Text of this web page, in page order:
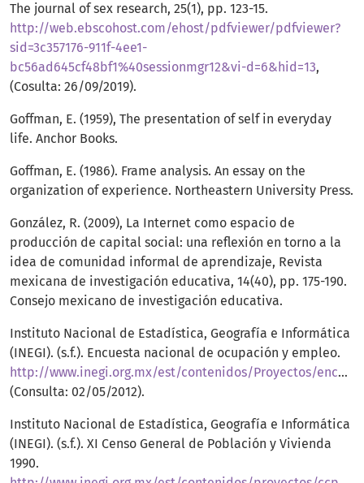
The journal of sex research, 25(1), pp. 123-15.
http://web.ebscohost.com/ehost/pdfviewer/pdfviewer?
sid=3c357176-911f-4ee1-
bc56ad645cf48bf1%40sessionmgr12&vi-d=6&hid=13,
(Cosulta: 26/09/2019).
Goffman, E. (1959), The presentation of self in everyday
life. Anchor Books.
Goffman, E. (1986). Frame analysis. An essay on the
organization of experience. Northeastern University Press.
González, R. (2009), La Internet como espacio de
producción de capital social: una reflexión en torno a la
idea de comunidad informal de aprendizaje, Revista
mexicana de investigación educativa, 14(40), pp. 175-190.
Consejo mexicano de investigación educativa.
Instituto Nacional de Estadística, Geografía e Informática
(INEGI). (s.f.). Encuesta nacional de ocupación y empleo.
http://www.inegi.org.mx/est/contenidos/Proyectos/encuestas/hogares/regulares/enoe/default.aspx
(Consulta: 02/05/2012).
Instituto Nacional de Estadística, Geografía e Informática
(INEGI). (s.f.). XI Censo General de Población y Vivienda
1990.